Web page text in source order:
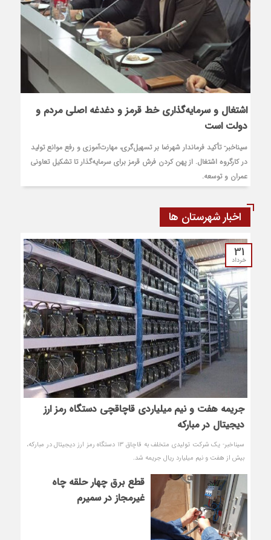
اشتغال و سرمایه‌گذاری خط قرمز و دغدغه اصلی مردم و
دولت است
سیناخبر- تأکید فرماندار شهرضا بر تسهیل‌گری، مهارت‌آموزی و رفع موانع تولید
در کارگروه اشتغال. از پهن کردن فرش قرمز برای سرمایه‌گذار تا تشکیل تعاونی
عمران و توسعه.
اخبار شهرستان ها
31
خرداد
جریمه هفت و نیم میلیاردی قاچاقچی دستگاه رمز ارز
دیجیتال در مبارکه
سیناخبر- یک شرکت تولیدی متخلف به قاچاق ۱۳ دستگاه رمز ارز دیجیتال در مبارکه،
بیش از هفت و نیم میلیارد ریال جریمه شد.
قطع برق چهار حلقه چاه
غیرمجاز در سمیرم